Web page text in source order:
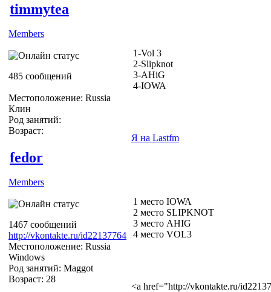
timmytea
Members
485 сообщений
Местоположение: Russia
Клин
Род занятий:
Возраст:
1-Vol 3
2-Slipknot
3-AHiG
4-IOWA
Я на Lastfm
fedor
Members
1467 сообщений
http://vkontakte.ru/id22137764
Местоположение: Russia
Windows
Род занятий: Maggot
Возраст: 28
1 место IOWA
2 место SLIPKNOT
3 место AHIG
4 место VOL3
<a href="http://vkontakte.ru/